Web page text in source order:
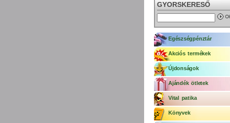
GYORSKERESŐ
Egészségpénztár
Akciós termékek
Újdonságok
Ajándék ötletek
Vital patika
Könyvek